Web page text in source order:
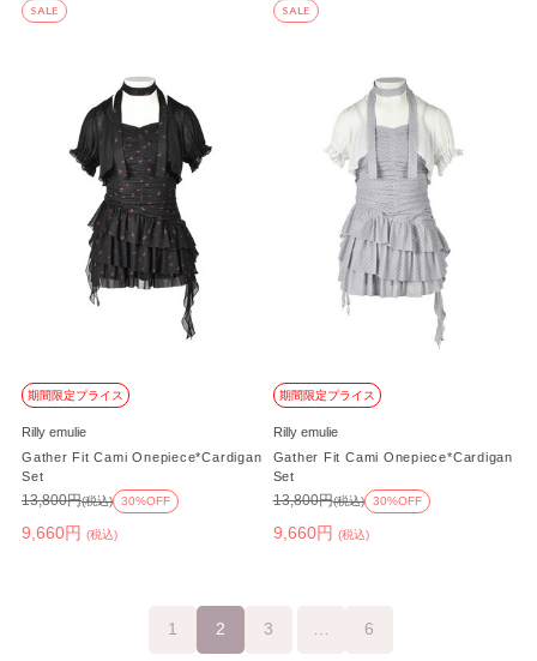
SALE
期間限定プライス
Rilly emulie
Gather Fit Cami Onepiece*Cardigan
Set
9,660円 (税込)
13,800円(税込) 30%OFF
SALE
期間限定プライス
Rilly emulie
Gather Fit Cami Onepiece*Cardigan
Set
9,660円 (税込)
13,800円(税込) 30%OFF
1 2 3 … 6